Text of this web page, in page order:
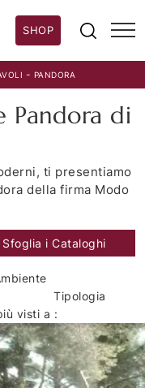
SHOP
- PANDORA
Pandora di
ti presentiamo
della firma Modo
Sfoglia i Cataloghi
Tipologia
visti a :